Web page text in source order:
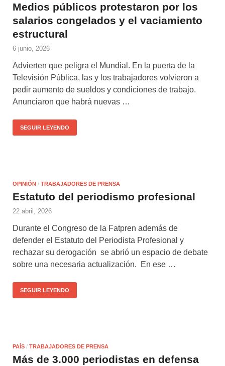
Medios públicos protestaron por los
salarios congelados y el vaciamiento
estructural
6 junio, 2026
Advierten que peligra el Mundial. En la puerta de la
Televisión Pública, las y los trabajadores volvieron a
pedir aumento de sueldos y condiciones de trabajo.
Anunciaron que habrá nuevas …
SEGUIR LEYENDO
OPINIÓN / TRABAJADORES DE PRENSA
Estatuto del periodismo profesional
22 abril, 2026
Durante el Congreso de la Fatpren además de
defender el Estatuto del Periodista Profesional y
rechazar su derogación se abrió un espacio de debate
sobre una necesaria actualización. En ese …
SEGUIR LEYENDO
PAÍS / TRABAJADORES DE PRENSA
Más de 3.000 periodistas en defensa